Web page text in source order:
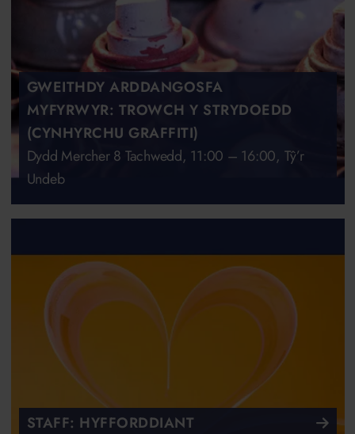
GWEITHDY ARDDANGOSFA
MYFYRWYR: TROWCH Y STRYDOEDD
(CYNHYRCHU GRAFFITI)
Dydd Mercher 8 Tachwedd, 11:00 – 16:00, Tŷ’r
Undeb
STAFF: HYFFORDDIANT